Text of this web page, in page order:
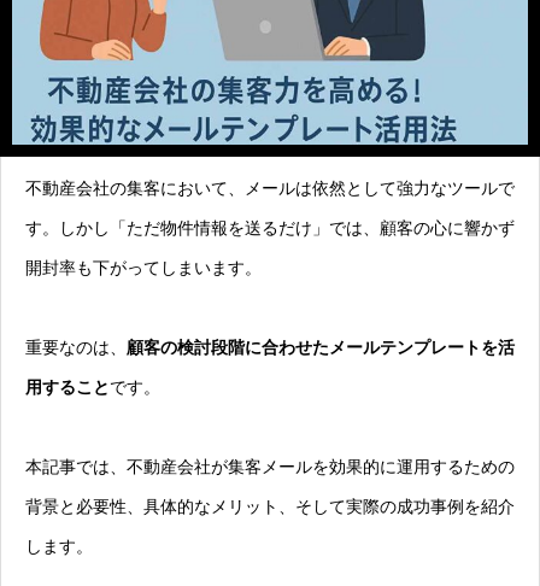
不動産会社の集客において、メールは依然として強力なツールで
す。しかし「ただ物件情報を送るだけ」では、顧客の心に響かず
開封率も下がってしまいます。
重要なのは、 顧客の検討段階に合わせたメールテンプレートを活
用することです。
本記事では、不動産会社が集客メールを効果的に運用するための
背景と必要性、具体的なメリット、そして実際の成功事例を紹介
します。